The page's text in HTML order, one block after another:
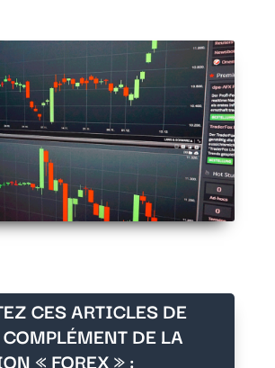
CES ARTICLES DE
DE LA
« FOREX » :